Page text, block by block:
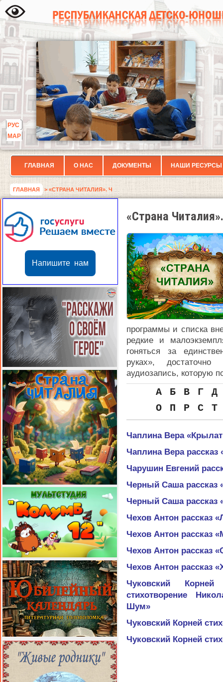
РУС
МАР
ГЛАВНАЯ О НАС ДОКУМЕНТЫ НАШИ РЕСУРСЫ
ГЛАВНАЯ > «СТРАНА ЧИТАЛИЯ». Ч
Напишите нам
«Страна
программы и списка
редкие и
гоняться за
руках»,
аудиозапись, которую
А Б В Г
Д
О
П Р С Т
Чаплина Вера
Чаплина Вера
Чарушин Евгений
Черный Саша рассказ
Черный Саша рассказ
Чехов Антон рассказ
Чехов Антон рассказ
Чехов Антон рассказ
Чехов Антон рассказ
Чуковский
стихотворение
Шум»
Чуковский Корней
Чуковский Корней